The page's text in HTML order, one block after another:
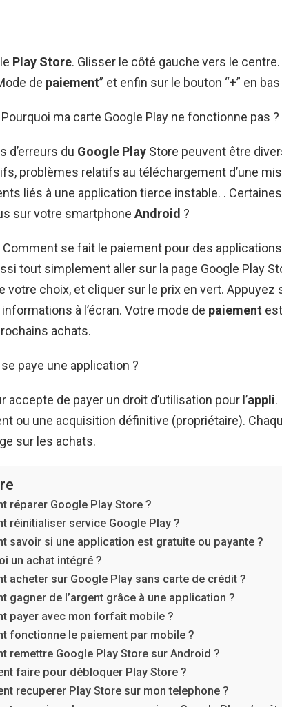
Play Store. Glisser le côté gauche vers le
de paiement” et enfin sur le bouton “+” en
ma carte Google Play ne fonctionne pas ?
d’erreurs du Google Play Store peuvent être
problèmes relatifs au téléchargement d’une
liés à une application tierce instable. .
sur votre smartphone Android ?
Comment se fait le paiement pour des
tout simplement aller sur la page Google Play
votre choix, et cliquer sur le prix en vert. Appuyez
à l’écran. Votre mode de paiement
achats.
paye une application ?
accepte de payer un droit d’utilisation pour l’appli.
ou une acquisition définitive (propriétaire).
sur les achats.
réparer Google Play Store ?
réinitialiser service Google Play ?
savoir si une application est gratuite ou payante ?
un achat intégré ?
acheter sur Google Play sans carte de crédit ?
gagner de l’argent grâce à une application ?
payer avec mon forfait mobile ?
fonctionne le paiement par mobile ?
remettre Google Play Store sur Android ?
faire pour débloquer Play Store ?
recuperer Play Store sur mon telephone ?